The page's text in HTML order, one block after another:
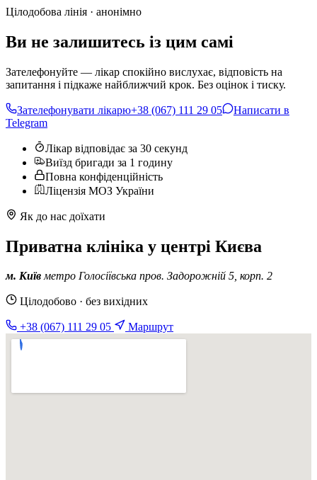
Цілодобова лінія · анонімно
Ви не залишитесь із цим самі
Зателефонуйте — лікар спокійно вислухає, відповість на
запитання і підкаже найближчий крок. Без оцінок і тиску.
Зателефонувати лікарю+38 (067) 111 29 05
Написати в
Telegram
Лікар відповідає за 30 секунд
Виїзд бригади за 1 годину
Повна конфіденційність
Ліцензія МОЗ України
Як до нас доїхати
Приватна клініка у центрі Києва
м. Київ метро Голосіївська пров. Задорожній 5, корп. 2
Цілодобово · без вихідних
+38 (067) 111 29 05 Маршрут